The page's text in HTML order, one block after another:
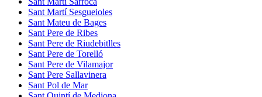
Sant Martí Sesgueioles
Sant Mateu de Bages
Sant Pere de Ribes
Sant Pere de Riudebitlles
Sant Pere de Torelló
Sant Pere de Vilamajor
Sant Pere Sallavinera
Sant Pol de Mar